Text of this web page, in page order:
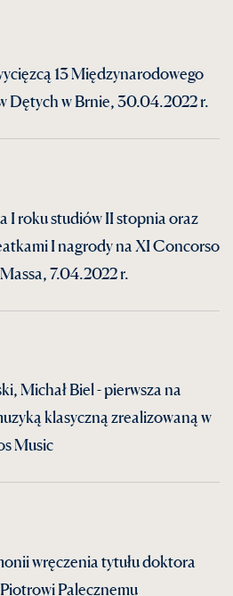
13 Międzynarodowego
Dętych w Brnie, 30.04.2022 r.
I roku studiów II stopnia oraz
I nagrody na XI Concorso
7.04.2022 r.
Michał Biel - pierwsza na
klasyczną zrealizowaną w
Music
wręczenia tytułu doktora
Palecznemu